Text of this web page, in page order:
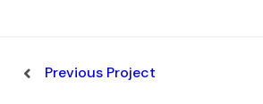
Previous Project